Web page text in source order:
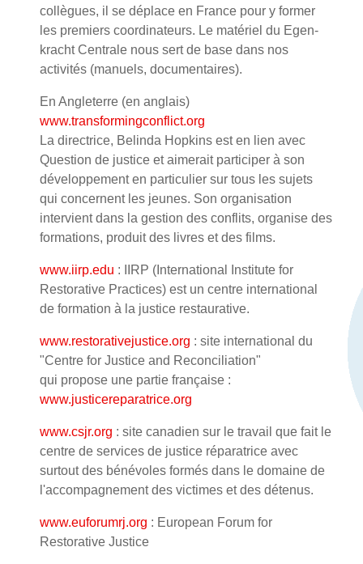
collègues, il se déplace en France pour y former
les premiers coordinateurs. Le matériel du Egen-
kracht Centrale nous sert de base dans nos
activités (manuels, documentaires).
En Angleterre (en anglais)
www.transformingconflict.org
La directrice, Belinda Hopkins est en lien avec
Question de justice et aimerait participer à son
développement en particulier sur tous les sujets
qui concernent les jeunes. Son organisation
intervient dans la gestion des conflits, organise des
formations, produit des livres et des films.
www.iirp.edu : IIRP (International Institute for
Restorative Practices) est un centre international
de formation à la justice restaurative.
www.restorativejustice.org : site international du
"Centre for Justice and Reconciliation"
qui propose une partie française :
www.justicereparatrice.org
www.csjr.org : site canadien sur le travail que fait le
centre de services de justice réparatrice avec
surtout des bénévoles formés dans le domaine de
l'accompagnement des victimes et des détenus.
www.euforumrj.org : European Forum for
Restorative Justice